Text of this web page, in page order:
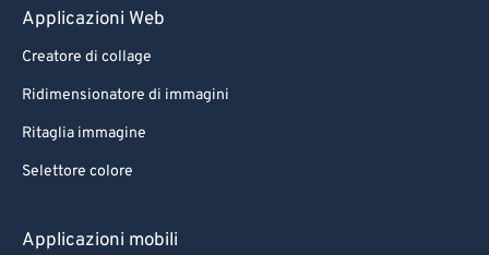
Applicazioni Web
Creatore di collage
Ridimensionatore di immagini
Ritaglia immagine
Selettore colore
Applicazioni mobili